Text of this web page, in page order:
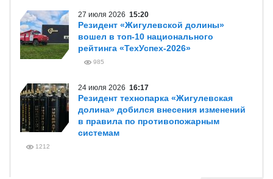
27 июля 2026 15:20
Резидент «Жигулевской долины»
вошел в топ-10 национального
рейтинга «ТехУспех-2026»
985
24 июля 2026 16:17
Резидент технопарка «Жигулевская
долина» добился внесения изменений
в правила по противопожарным
системам
1212